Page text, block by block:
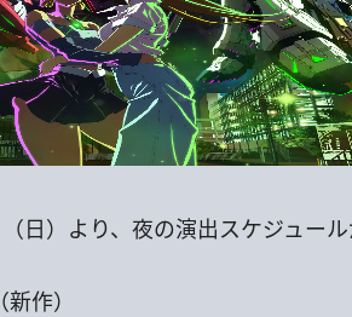
）より、夜の演出スケジュール
作）